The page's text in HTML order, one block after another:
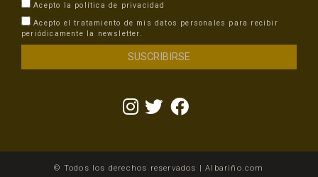
Acepto la política de privacidad
Acepto el tratamiento de mis datos personales para recibir
periódicamente la newsletter.
© Todos los derechos reservados | Albariño.com